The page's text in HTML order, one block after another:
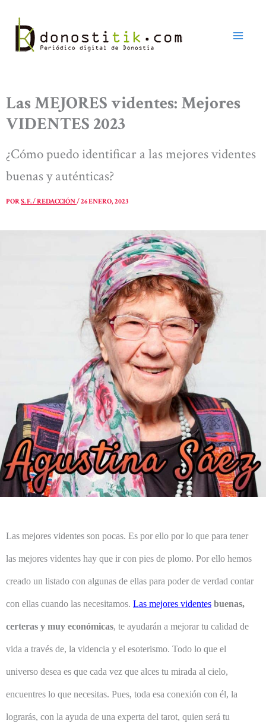
contenido
Las MEJORES videntes: Mejores
VIDENTES 2023
¿Cómo puedo identificar a las mejores videntes
buenas y auténticas?
PORS. F. / REDACCIÓN/26 ENERO, 2023
Las mejores videntes son pocas. Es por ello por lo que para tener
las mejores videntes hay que ir con pies de plomo. Por ello hemos
creado un listado con algunas de ellas para poder de verdad contar
con ellas cuando las necesitamos. Las mejores videntes buenas,
certeras y muy económicas, te ayudarán a mejorar tu calidad de
vida a través de, la videncia y el esoterismo. Todo lo que el
universo desea es que cada vez que alces tu mirada al cielo,
encuentres lo que necesitas. Pues, toda esa conexión con él, la
lograrás, con la ayuda de una experta del tarot, quien será tu